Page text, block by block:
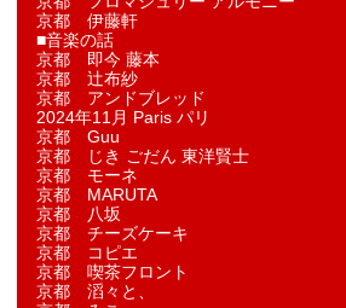
京都 伊藤軒
■音楽の話
京都 即今 藤本
京都 辻布紗
京都 アンドブレッド
2024年11月 Paris パリ
京都 Guu
京都 じき ごだん 東洋賢士
京都 モーネ
京都 MARUTA
京都 八坂
京都 チーズケーキ
京都 コピエ
京都 喫茶フロント
京都 滔々と、